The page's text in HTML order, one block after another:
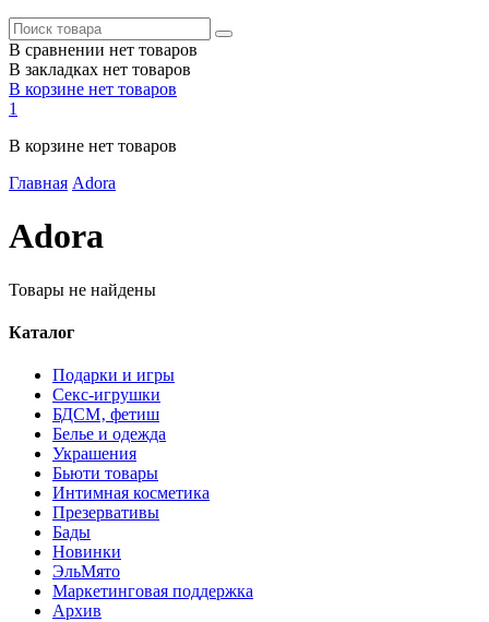
В сравнении нет товаров
В закладках нет товаров
В корзине нет товаров
1
В корзине нет товаров
Главная Adora
Adora
Товары не найдены
Каталог
Подарки и игры
Секс-игрушки
БДСМ‚ фетиш
Белье и одежда
Украшения
Бьюти товары
Интимная косметика
Презервативы
Бады
Новинки
ЭльМято
Маркетинговая поддержка
Архив